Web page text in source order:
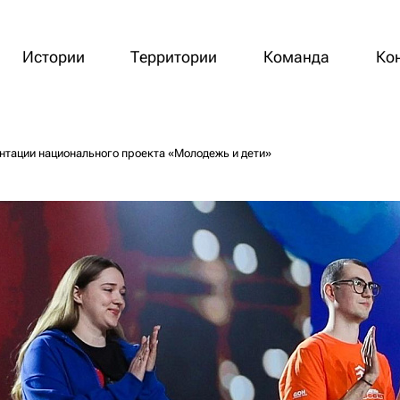
Истории Территории Команда
национального проекта «Молодежь и дети»